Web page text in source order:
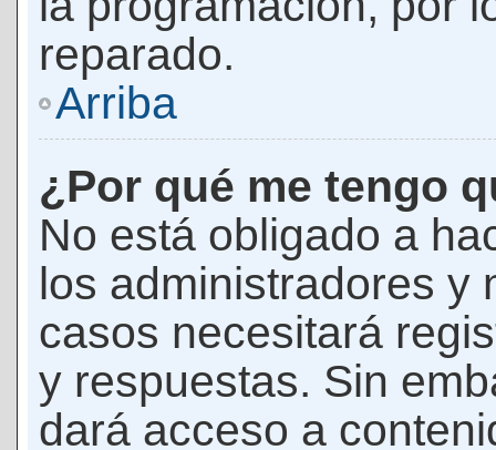
reparado.
Arriba
¿Por qué me tengo
No está obligado a
los administradores y
casos necesitará
y respuestas. Sin
dará acceso a